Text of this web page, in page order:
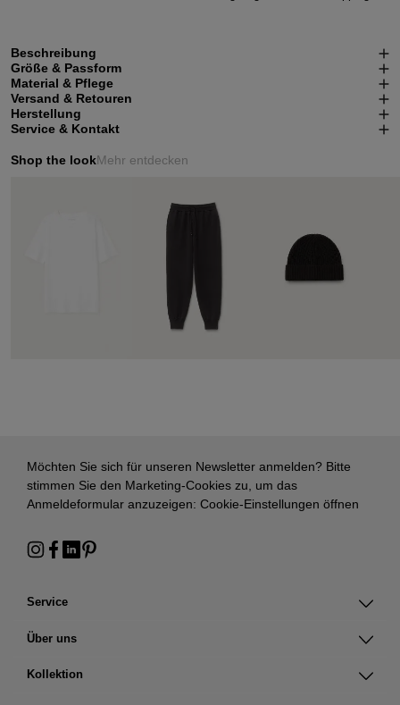
Beschreibung
Größe & Passform
Material & Pflege
Versand & Retouren
Herstellung
Service & Kontakt
Shop the lookMehr entdecken
Service
Über uns
Kollektion
Möchten Sie sich für unseren Newsletter anmelden? Bitte
stimmen Sie den Marketing-Cookies zu, um das
Anmeldeformular anzuzeigen: Cookie-Einstellungen öffnen